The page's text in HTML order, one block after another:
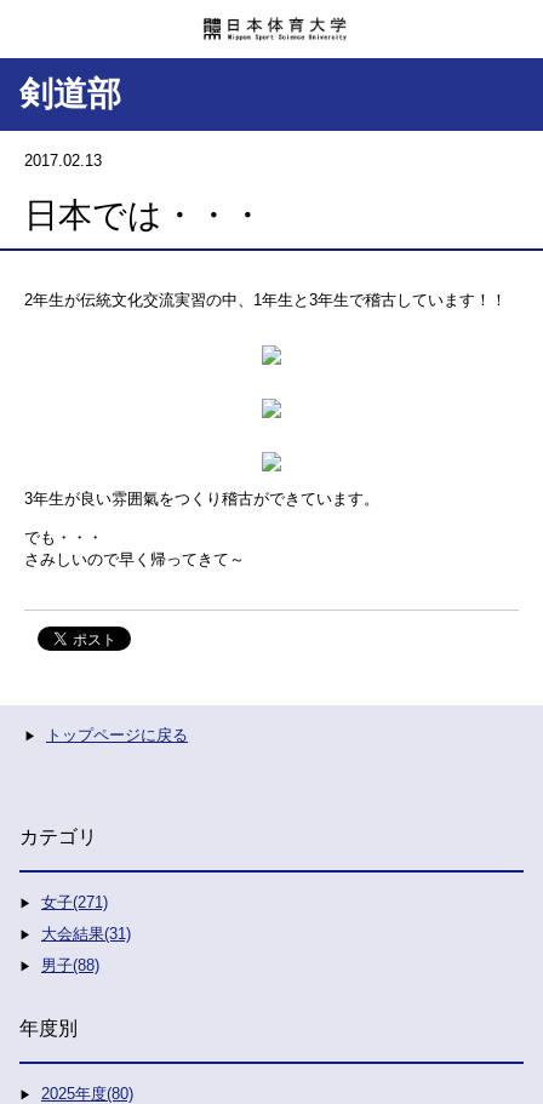
剣道部
2017.02.13
日本では・・・
2年生が伝統文化交流実習の中、1年生と3年生で稽古しています！！
3年生が良い雰囲氣をつくり稽古ができています。
でも・・・
さみしいので早く帰ってきて～
トップページに戻る
カテゴリ
女子(271)
大会結果(31)
男子(88)
年度別
2025年度(80)